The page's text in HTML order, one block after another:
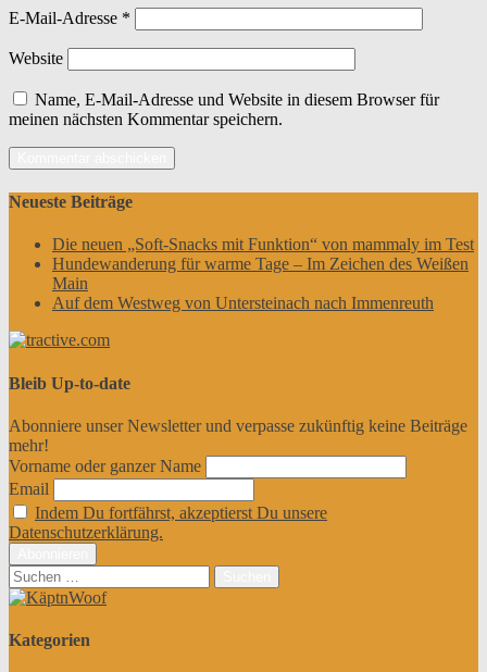
E-Mail-Adresse *
Website
Name, E-Mail-Adresse und Website in diesem Browser für
meinen nächsten Kommentar speichern.
Neueste Beiträge
Die neuen „Soft-Snacks mit Funktion“ von mammaly im Test
Hundewanderung für warme Tage – Im Zeichen des Weißen
Main
Auf dem Westweg von Untersteinach nach Immenreuth
Bleib Up-to-date
Abonniere unser Newsletter und verpasse zukünftig keine Beiträge
mehr!
Vorname oder ganzer Name
Email
Indem Du fortfährst, akzeptierst Du unsere
Datenschutzerklärung.
Suchen
nach:
Kategorien